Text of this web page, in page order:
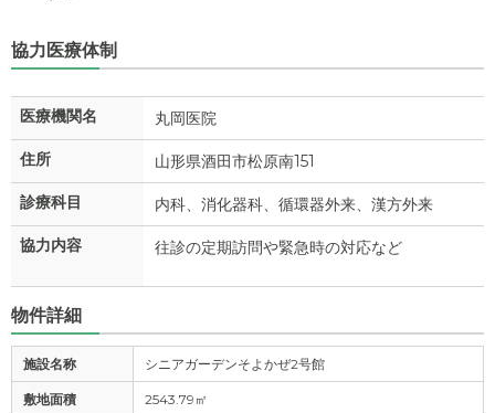
協力医療体制
医療機関名 丸岡医院
住所 山形県酒田市松原南151
診療科目 内科、消化器科、循環器外来、漢方外来
協力内容 往診の定期訪問や緊急時の対応など
物件詳細
施設名称 シニアガーデンそよかぜ2号館
敷地面積 2543.79㎡